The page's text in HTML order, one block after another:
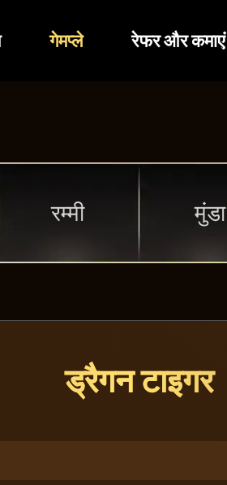
गेमप्ले रेफर और कमाएं
रम्मी मुंडा
ड्रैगन टाइगर